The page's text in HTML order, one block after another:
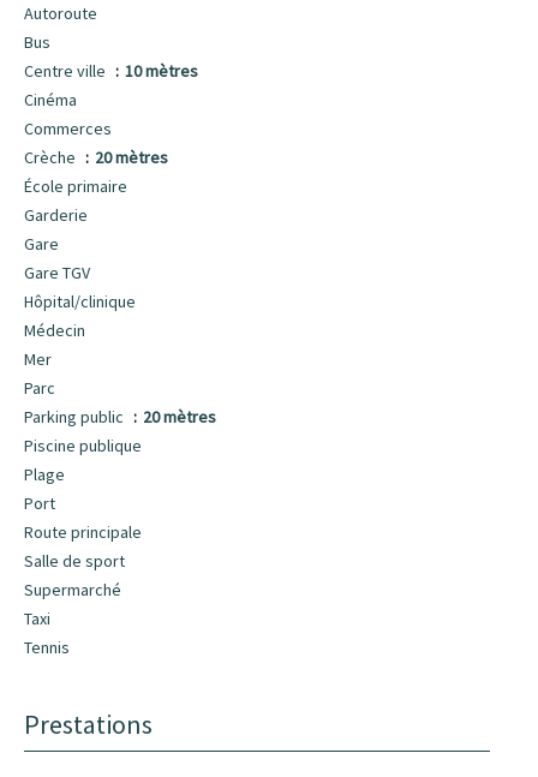
Autoroute
Bus
Centre ville
10 mètres
Cinéma
Commerces
Crèche
20 mètres
École primaire
Garderie
Gare
Gare TGV
Hôpital/clinique
Médecin
Mer
Parc
Parking public
20 mètres
Piscine publique
Plage
Port
Route principale
Salle de sport
Supermarché
Taxi
Tennis
Prestations